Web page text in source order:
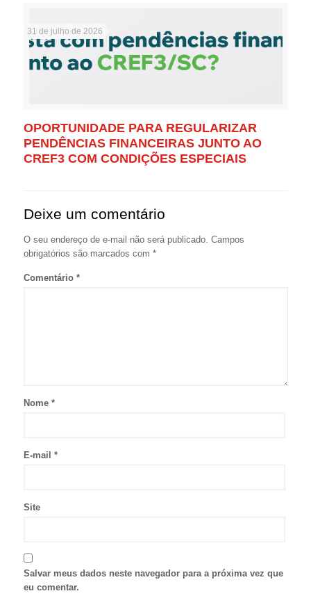
31 de julho de 2026
OPORTUNIDADE PARA REGULARIZAR
PENDÊNCIAS FINANCEIRAS JUNTO AO
CREF3 COM CONDIÇÕES ESPECIAIS
Deixe um comentário
O seu endereço de e-mail não será publicado. Campos
obrigatórios são marcados com *
Comentário *
Nome *
E-mail *
Site
Salvar meus dados neste navegador para a próxima vez que
eu comentar.